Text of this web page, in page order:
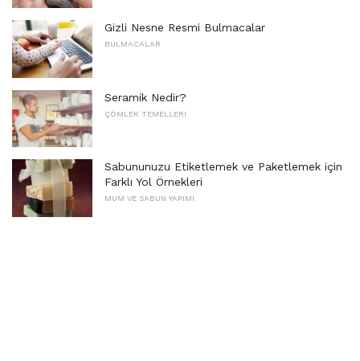
Gizli Nesne Resmi Bulmacalar
BULMACALAR
Seramik Nedir?
ÇÖMLEK TEMELLERI
Sabununuzu Etiketlemek ve Paketlemek için
Farklı Yol Örnekleri
MUM VE SABUN YAPIMI